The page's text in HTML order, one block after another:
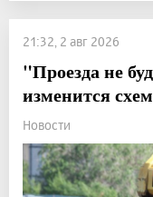
21:32, 2 авг 2026
"Проезда не
изменится
Новости